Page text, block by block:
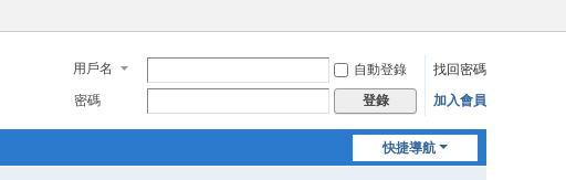
用戶名 自動登錄
找回密碼
密碼
登錄 加入會員
快捷導航